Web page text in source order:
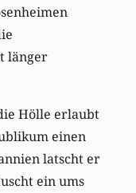
länger
Hölle erlaubt
einen
latscht er
ein ums